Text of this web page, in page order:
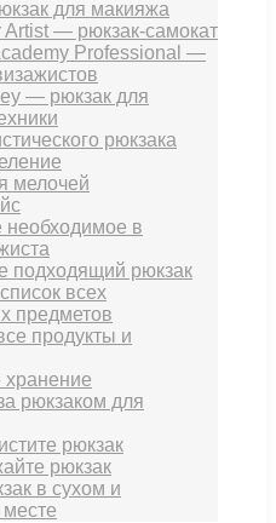
для макияжа
Artist — рюкзак-самокат
Professional —
— рюкзак для
рюкзака
мелочей
необходимое в
подходящий рюкзак
всех
предметов
продукты и
рюкзаком для
рюкзак
рюкзак
в сухом и